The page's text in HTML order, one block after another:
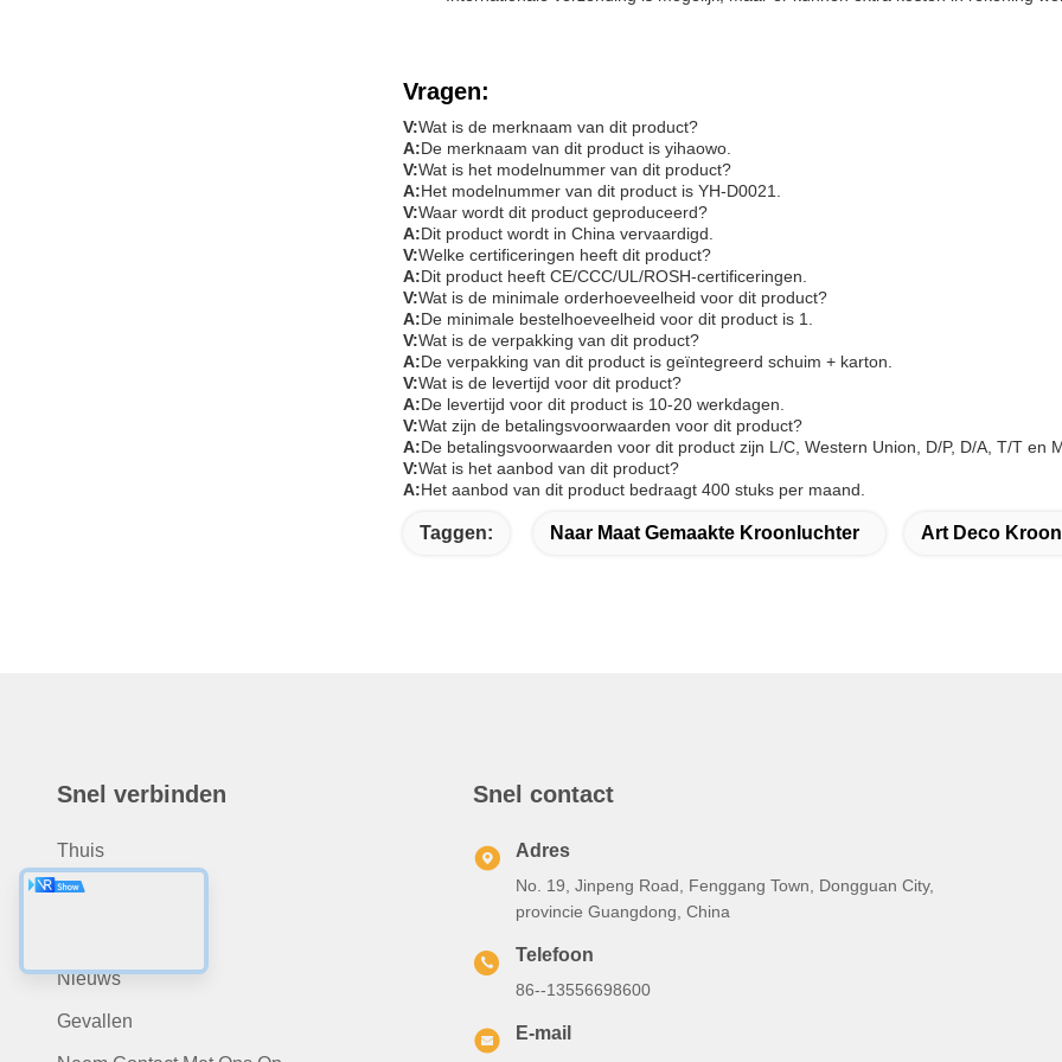
Vragen:
V:Wat is de merknaam van dit product?
A:De merknaam van dit product is yihaowo.
V:Wat is het modelnummer van dit product?
A:Het modelnummer van dit product is YH-D0021.
V:Waar wordt dit product geproduceerd?
A:Dit product wordt in China vervaardigd.
V:Welke certificeringen heeft dit product?
A:Dit product heeft CE/CCC/UL/ROSH-certificeringen.
V:Wat is de minimale orderhoeveelheid voor dit product?
A:De minimale bestelhoeveelheid voor dit product is 1.
V:Wat is de verpakking van dit product?
A:De verpakking van dit product is geïntegreerd schuim + karton.
V:Wat is de levertijd voor dit product?
A:De levertijd voor dit product is 10-20 werkdagen.
V:Wat zijn de betalingsvoorwaarden voor dit product?
A:De betalingsvoorwaarden voor dit product zijn L/C, Western Union, D/P, D/A, T/T en
V:Wat is het aanbod van dit product?
A:Het aanbod van dit product bedraagt 400 stuks per maand.
Taggen: Naar Maat Gemaakte Kroonluchter Art Deco
Snel verbinden
Thuis
Over Ons
Nieuws
Gevallen
Snel contact
Adres
No. 19, Jinpeng Road, Fenggang Town, Dongguan City,
provincie Guangdong, China
Telefoon
86--13556698600
E-mail